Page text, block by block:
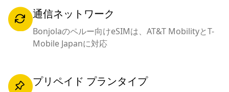
通信ネットワーク
Bonjolaのペルー向けeSIMは、AT&T MobilityとT-
Mobile Japanに対応
プリペイド プランタイプ